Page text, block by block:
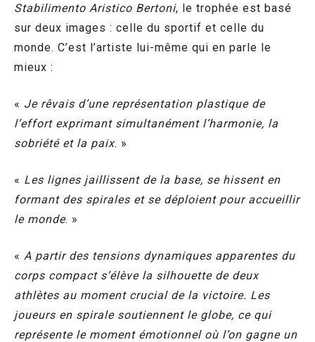
Stabilimento Aristico Bertoni, le trophée est basé
sur deux images : celle du sportif et celle du
monde. C’est l’artiste lui-même qui en parle le
mieux :
« Je rêvais d’une représentation plastique de
l’effort exprimant simultanément l’harmonie, la
sobriété et la paix. »
« Les lignes jaillissent de la base, se hissent en
formant des spirales et se déploient pour accueillir
le monde. »
« A partir des tensions dynamiques apparentes du
corps compact s’élève la silhouette de deux
athlètes au moment crucial de la victoire. Les
joueurs en spirale soutiennent le globe, ce qui
représente le moment émotionnel où l’on gagne un